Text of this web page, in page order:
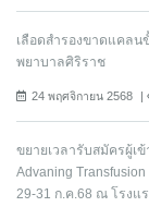
เลือดสำรองขาดแคลน
พยาบาลศิริราช
24 พฤศจิกายน 2568
ขยายเวลารับสมัครผู้เ
Advaning
29-31 ก.ค.68 ณ โรงแ